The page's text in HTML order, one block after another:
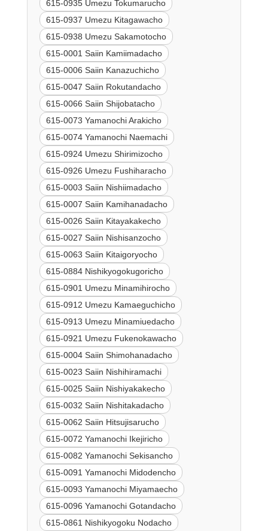
615-0935 Umezu Tokumarucho
615-0937 Umezu Kitagawacho
615-0938 Umezu Sakamotocho
615-0001 Saiin Kamiimadacho
615-0006 Saiin Kanazuchicho
615-0047 Saiin Rokutandacho
615-0066 Saiin Shijobatacho
615-0073 Yamanochi Arakicho
615-0074 Yamanochi Naemachi
615-0924 Umezu Shirimizocho
615-0926 Umezu Fushiharacho
615-0003 Saiin Nishiimadacho
615-0007 Saiin Kamihanadacho
615-0026 Saiin Kitayakakecho
615-0027 Saiin Nishisanzocho
615-0063 Saiin Kitaigoryocho
615-0884 Nishikyogokugoricho
615-0901 Umezu Minamihirocho
615-0912 Umezu Kamaeguchicho
615-0913 Umezu Minamiuedacho
615-0921 Umezu Fukenokawacho
615-0004 Saiin Shimohanadacho
615-0023 Saiin Nishihiramachi
615-0025 Saiin Nishiyakakecho
615-0032 Saiin Nishitakadacho
615-0062 Saiin Hitsujisarucho
615-0072 Yamanochi Ikejiricho
615-0082 Yamanochi Sekisancho
615-0091 Yamanochi Midodencho
615-0093 Yamanochi Miyamaecho
615-0096 Yamanochi Gotandacho
615-0861 Nishikyogoku Nodacho